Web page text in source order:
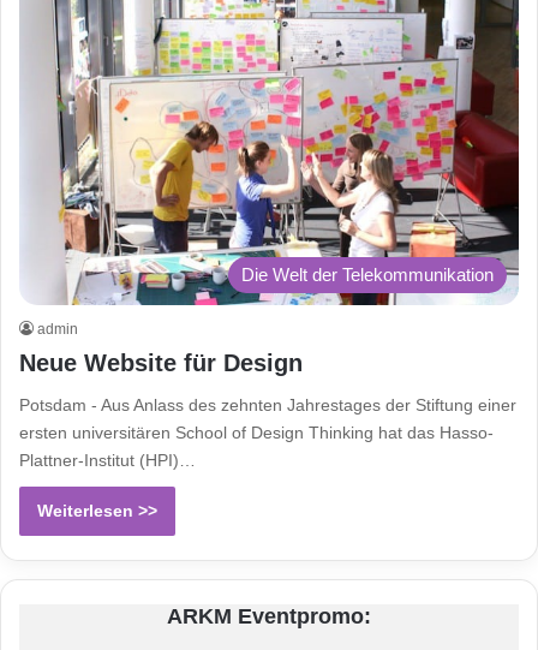
Die Welt der Telekommunikation
admin
Neue Website für Design
Potsdam - Aus Anlass des zehnten Jahrestages der Stiftung einer
ersten universitären School of Design Thinking hat das Hasso-
Plattner-Institut (HPI)…
Weiterlesen >>
ARKM Eventpromo: